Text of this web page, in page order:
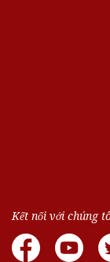
Kết nối với chúng